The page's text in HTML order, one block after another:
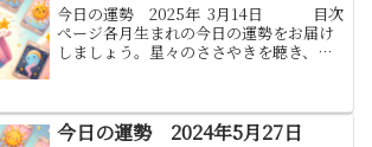
今日の運勢 2025年 3月14日 目次
ぺージ各月生まれの今日の運勢をお届け
しましょう。星々のささやきを聴き、各
しでも光をもたらせれば幸いです...
今日の運勢 2024年5月27日